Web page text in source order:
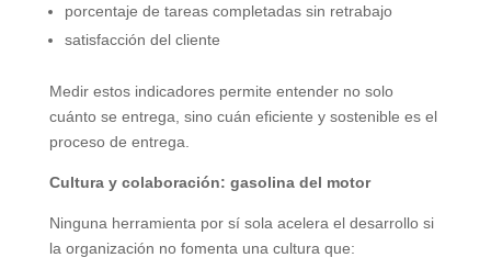
porcentaje de tareas completadas sin retrabajo
satisfacción del cliente
Medir estos indicadores permite entender no solo
cuánto se entrega, sino cuán eficiente y sostenible es el
proceso de entrega.
Cultura y colaboración: gasolina del motor
Ninguna herramienta por sí sola acelera el desarrollo si
la organización no fomenta una cultura que: